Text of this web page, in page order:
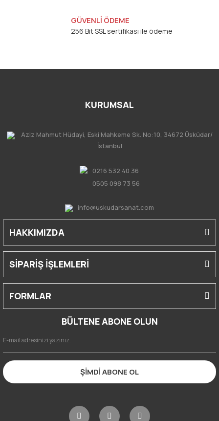
GÜVENLİ ÖDEME
256 Bit SSL sertifikası ile ödeme
KURUMSAL
Aziz Mahmut Hüdayi, Eski Mahkeme Sk. No:10, 34672 Üsküdar/
İstanbul
0216 532 40 36
0505 098 73 56
info@uskudarsanat.com
HAKKIMIZDA
SİPARİŞ İŞLEMLERİ
FORMLAR
BÜLTENE ABONE OLUN
ŞİMDİ ABONE OL